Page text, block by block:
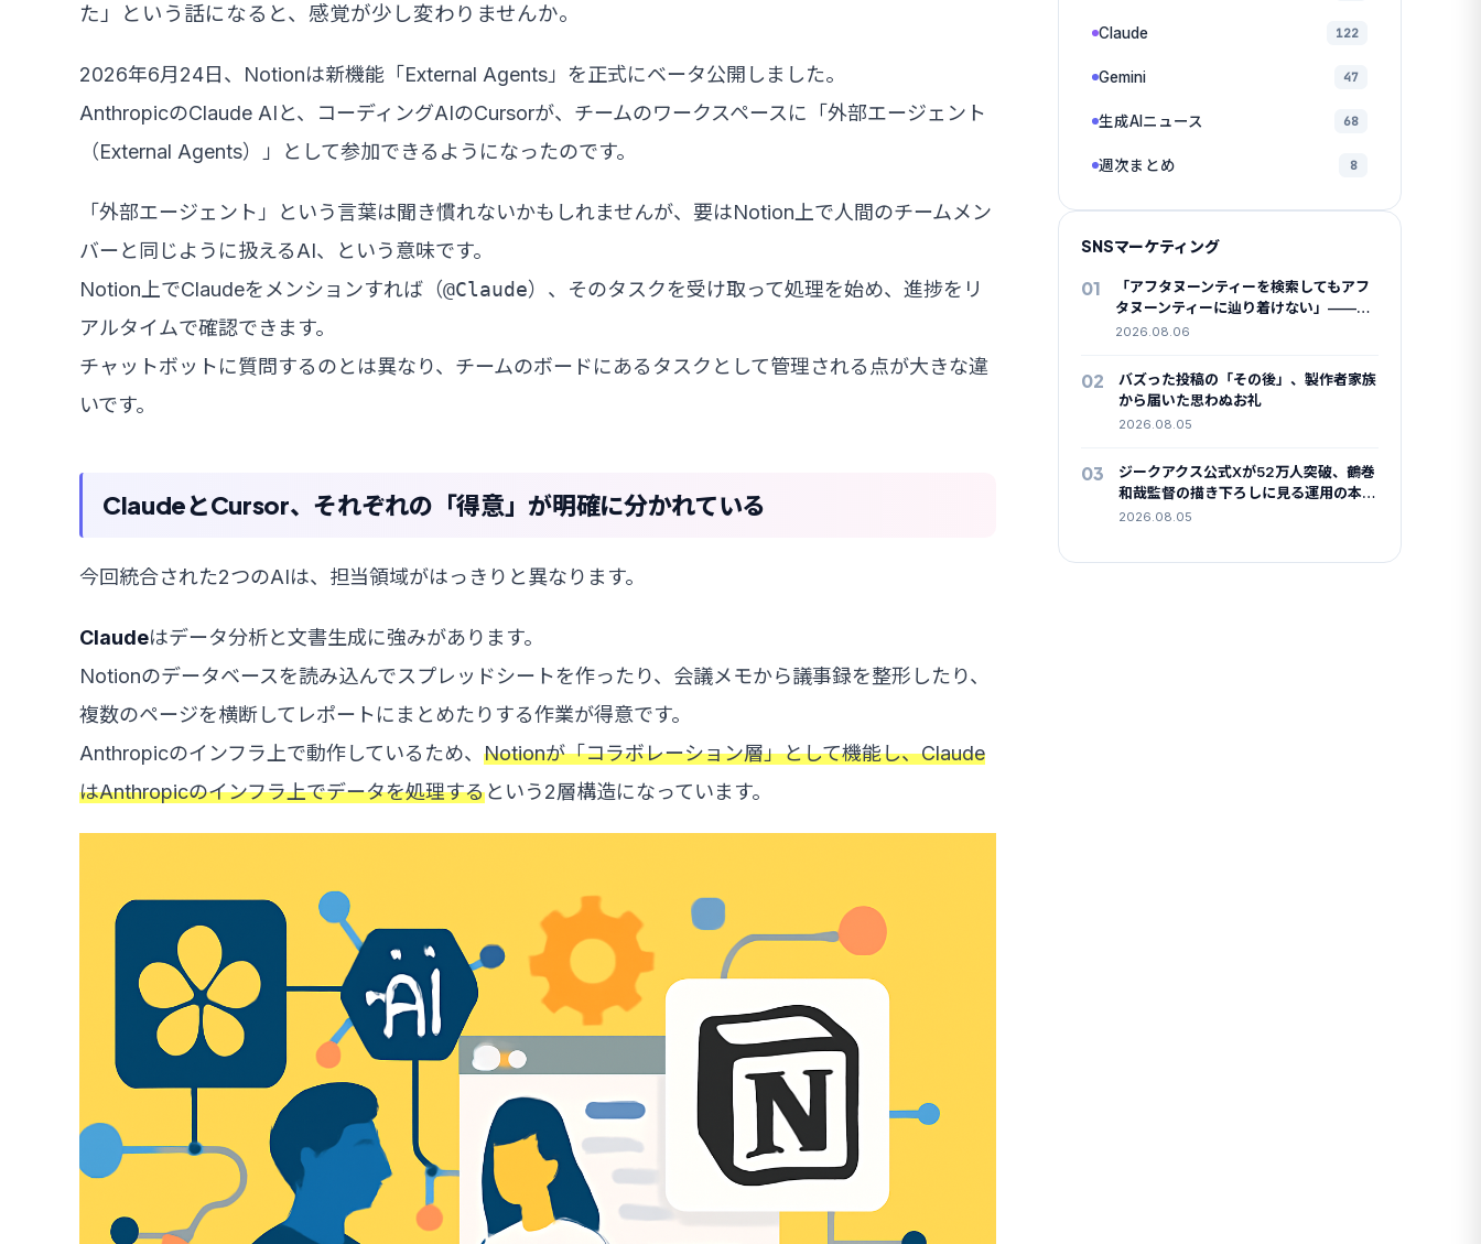
た」という話になると、感覚が少し変わりませんか。
2026年6月24日、Notionは新機能「External Agents」を正式にベータ公開しました。
AnthropicのClaude AIと、コーディングAIのCursorが、チームのワークスペースに「外部エージェント
（External Agents）」として参加できるようになったのです。
「外部エージェント」という言葉は聞き慣れないかもしれませんが、要はNotion上で人間のチームメン
バーと同じように扱えるAI、という意味です。
Notion上でClaudeをメンションすれば（@Claude）、そのタスクを受け取って処理を始め、進捗をリ
アルタイムで確認できます。
チャットボットに質問するのとは異なり、チームのボードにあるタスクとして管理される点が大きな違
いです。
ClaudeとCursor、それぞれの「得意」が明確に分かれている
今回統合された2つのAIは、担当領域がはっきりと異なります。
Claudeはデータ分析と文書生成に強みがあります。
Notionのデータベースを読み込んでスプレッドシートを作ったり、会議メモから議事録を整形したり、
複数のページを横断してレポートにまとめたりする作業が得意です。
Anthropicのインフラ上で動作しているため、 Notionが「コラボレーション層」として機能し、Claude
はAnthropicのインフラ上でデータを処理するという2層構造になっています。
Claude 122
Gemini 47
生成AIニュース 68
週次まとめ 8
SNSマーケティング
01
「アフタヌーンティーを検索してもアフ
タヌーンティーに辿り着けない」——
4.3万いいねが共感したX検索のクセ
2026.08.06
02
バズった投稿の「その後」、製作者家族
から届いた思わぬお礼
2026.08.05
03
ジークアクス公式Xが52万人突破、鶴巻
和哉監督の描き下ろしに見る運用の本気
度
2026.08.05